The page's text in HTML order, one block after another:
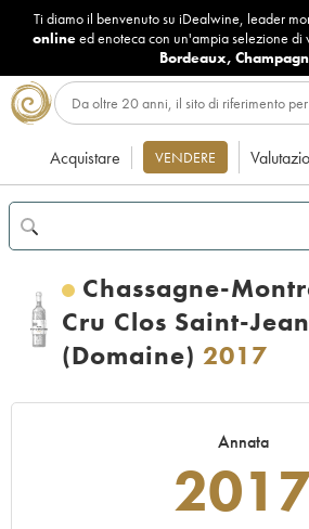
Ti diamo il benvenuto su iDealwine, leader
onlineed enoteca con un'ampia selezione di
Bordeaux,
Acquistare VENDERE
Chassagne-
Cru Clos Saint-
(Domaine) 2017
Annata